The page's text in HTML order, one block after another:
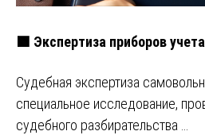
🟩 Экспертиза приборов
Судебная экспертиза
специальное исследование,
судебного разбирательства …